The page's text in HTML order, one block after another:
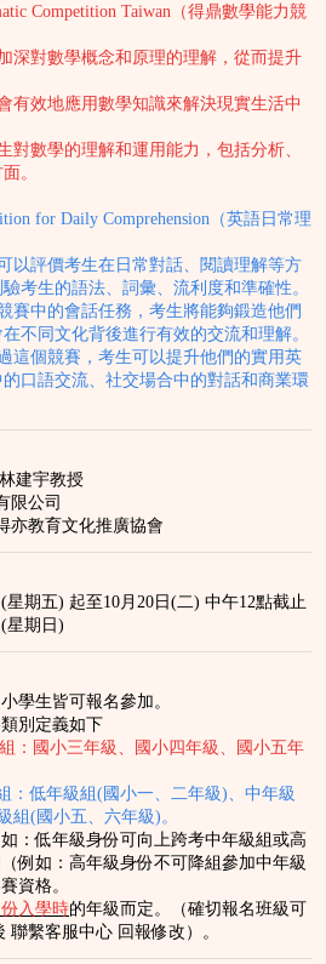
Competition Taiwan（得鼎數學能力競
深對數學概念和原理的理解，從而提升
有效地應用數學知識來解決現實生活中
對數學的理解和運用能力，包括分析、
。
for Daily Comprehension（英語日常理
以評價考生在日常對話、閱讀理解等方
考生的語法、詞彙、流利度和準確性。
賽中的會話任務，考生將能夠鍛造他們
不同文化背後進行有效的交流和理解。
這個競賽，考生可以提升他們的實用英
口語交流、社交場合中的對話和商業環
建宇教授
限公司
亦教育文化推廣協會
星期五) 起至10月20日(二) 中午12點截止
星期日)
學生皆可報名參加。
別定義如下
：國小三年級、國小四年級、國小五年
：低年級組(國小一、二年級)、中年級
組(國小五、六年級)。
：低年級身份可向上跨考中年級組或高
例如：高年級身份不可降組參加中年級
資格。
入學時的年級而定。（確切報名班級可
聯繫客服中心 回報修改）。